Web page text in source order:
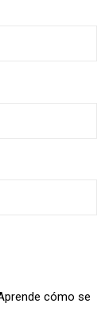
cómo se